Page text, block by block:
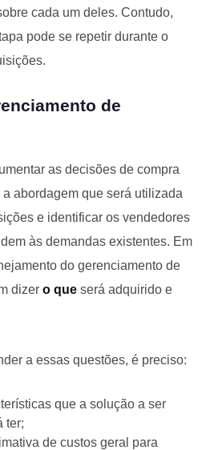
cada um deles. Contudo,
pode se repetir durante o
de
as decisões de compra
abordagem que será utilizada
e identificar os vendedores
às demandas existentes. Em
do gerenciamento de
dizer o que será adquirido e
a essas questões, é preciso:
que a solução a ser
ter;
de custos geral para